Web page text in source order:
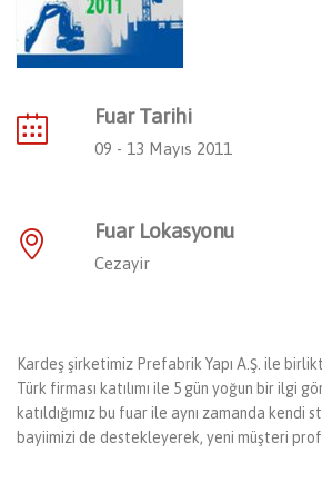
Fuar Tarihi
09 - 13 Mayıs 2011
Fuar Lokasyonu
Cezayir
Kardeş şirketimiz Prefabrik Yapı A.Ş. ile
Türk firması katılımı ile 5 gün yoğun bir ilgi
katıldığımız bu fuar ile aynı zamanda kendi
bayiimizi de destekleyerek, yeni müşteri